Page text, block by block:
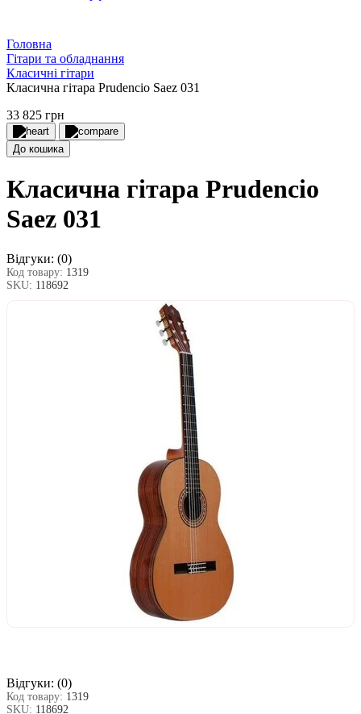
Головна
Гітари та обладнання
Класичні гітари
Класична гітара Prudencio Saez 031
33 825 грн
До кошика
Класична гітара Prudencio
Saez 031
Відгуки: (0)
Код товару: 1319
SKU: 118692
Відгуки: (0)
Код товару: 1319
SKU: 118692